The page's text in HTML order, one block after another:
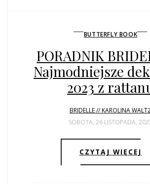
BUTTERFLY BOOK
PORADNIK
Najmodniejsze
2023 z
BRIDELLE // KAROLINA
SOBOTA, 26 LISTOPADA,
CZYTAJ WIĘCEJ